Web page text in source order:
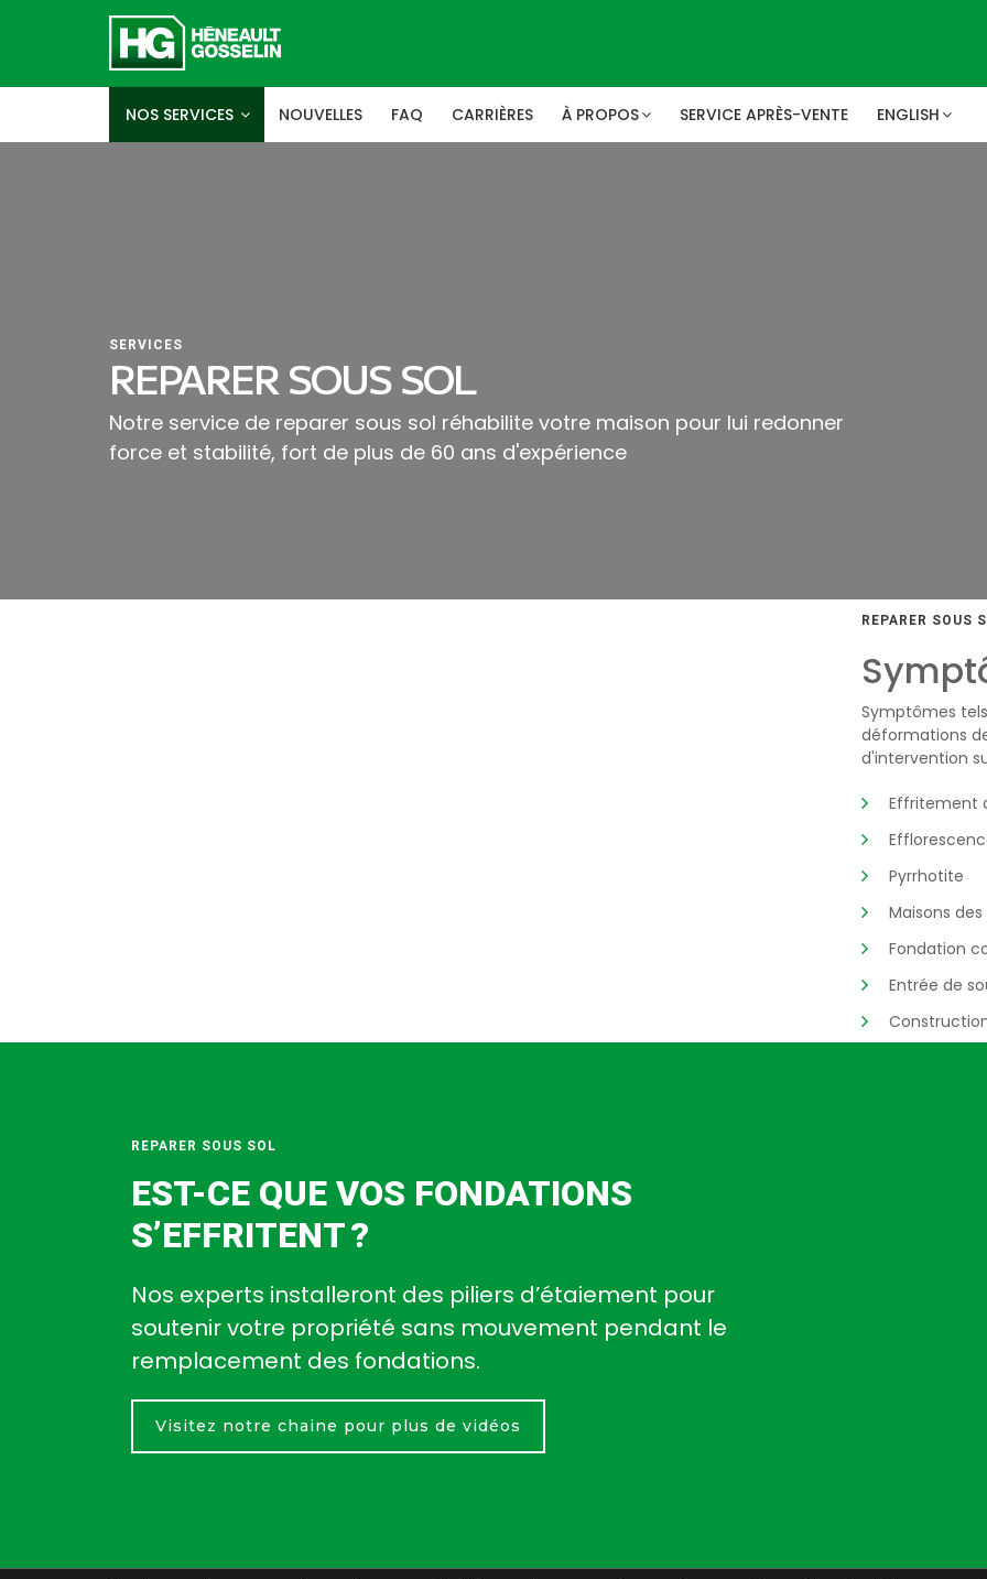
NOS SERVICES NOUVELLES FAQ CARRIÈRES À PROPOS SERVICE APRÈS-VENTE ENGLISH
SERVICES
REPARER SOUS SOL
Notre service de reparer sous sol réhabilite votre maison pour lui redonner
force et stabilité, fort de plus de 60 ans d'expérience
REPARER SOUS
Symptômes
déformations
d'intervention
Effritement
Pyrrhotite
Maisons des
Fondation
Entrée de
REPARER SOUS SOL
EST-CE QUE VOS FONDATIONS
S’EFFRITENT ?
Nos experts installeront des piliers d’étaiement pour
soutenir votre propriété sans mouvement pendant le
remplacement des fondations.
Visitez notre chaine pour plus de vidéos